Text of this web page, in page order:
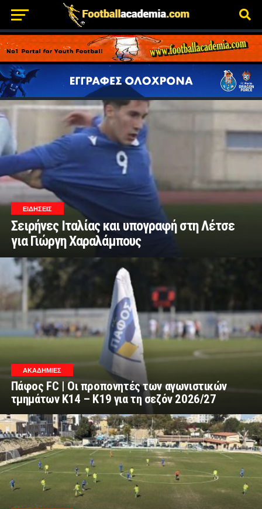
ΕΙΔΗΣΕΙΣ
Σειρήνες Ιταλίας και υπογραφή στη Λέτσε
για Γιώργη Χαραλάμπους
ΑΚΑΔΗΜΙΕΣ
Πάφος FC | Οι προπονητές των αγωνιστικών
τμημάτων Κ14 – Κ19 για τη σεζόν 2026/27